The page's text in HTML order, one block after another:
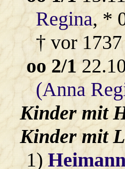
Regina, *
† vor
oo 2/1
(Anna
Kinder mit
Kinder mit
1)